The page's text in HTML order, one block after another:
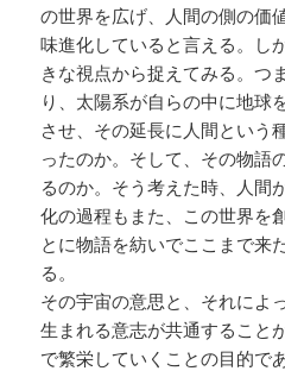
の世界を広げ、人間の側の価
味進化していると言える。し
きな視点から捉えてみる。つ
り、太陽系が自らの中に地球
させ、その延長に人間という
ったのか。そして、その物語
るのか。そう考えた時、人間
化の過程もまた、この世界を
とに物語を紡いでここまで来
る。
その宇宙の意思と、それによ
生まれる意志が共通すること
で繁栄していくことの目的で